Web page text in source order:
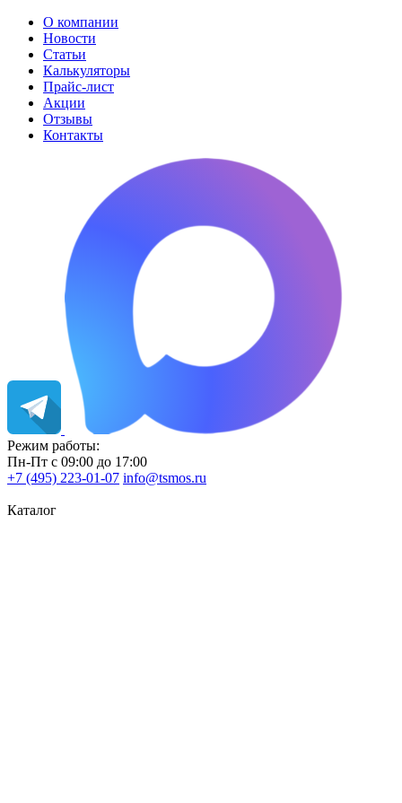
О компании
Новости
Статьи
Калькуляторы
Прайс-лист
Акции
Отзывы
Контакты
Режим работы:
Пн-Пт с 09:00 до 17:00
+7 (495) 223-01-07 info@tsmos.ru
Каталог